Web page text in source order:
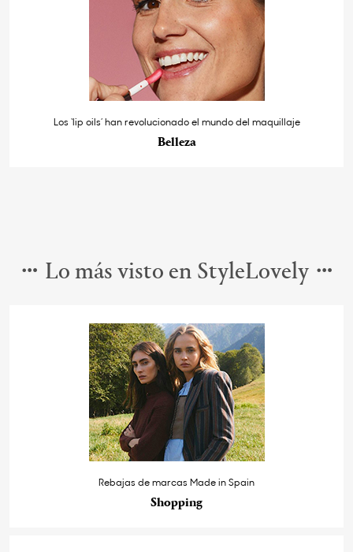
Los ‘lip oils’ han revolucionado el mundo del maquillaje
Belleza
Lo más visto en StyleLovely
Rebajas de marcas Made in Spain
Shopping